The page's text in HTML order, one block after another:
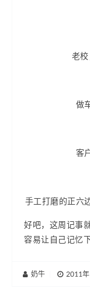
老
做
客
手工打磨的正六
好吧，这周记事
容易让自己记忆
奶牛 2011